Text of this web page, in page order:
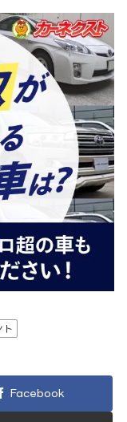
ト
Facebook